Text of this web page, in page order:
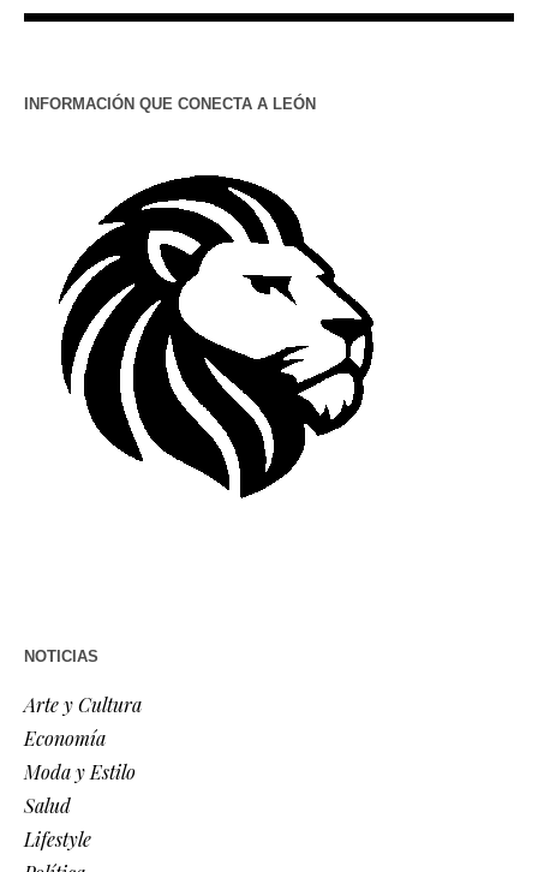
INFORMACIÓN QUE CONECTA A LEÓN
NOTICIAS
Arte y Cultura
Economía
Moda y Estilo
Salud
Lifestyle